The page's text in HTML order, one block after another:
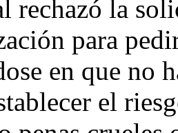
rechazó la
para
en que no
el